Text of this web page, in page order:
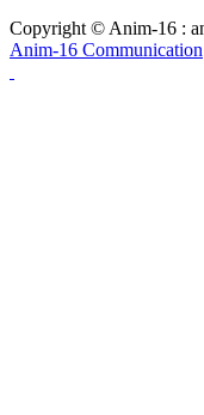
Copyright © Anim-16 :
Anim-16 Communication